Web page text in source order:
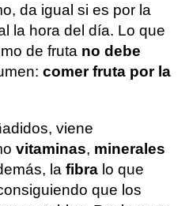
da igual si es por la
la hora del día. Lo que
de fruta no debe
comer fruta por la
viene
vitaminas, minerales
la fibra lo que
que los